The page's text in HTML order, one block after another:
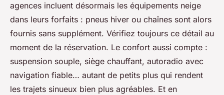
agences incluent désormais les équipements neige
dans leurs forfaits : pneus hiver ou chaînes sont alors
fournis sans supplément. Vérifiez toujours ce détail au
moment de la réservation. Le confort aussi compte :
suspension souple, siège chauffant, autoradio avec
navigation fiable… autant de petits plus qui rendent
les trajets sinueux bien plus agréables. Et en